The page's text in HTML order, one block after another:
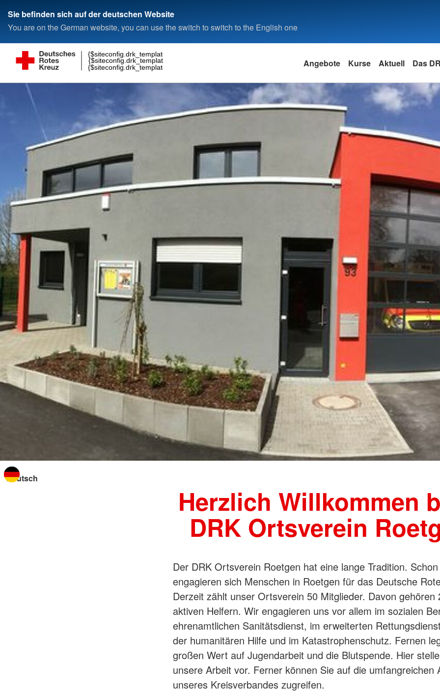
Sie befinden sich auf der deutschen Website
You are on the German website, you can use the switch to switch to the English one
{$siteconfig.drk_template_header_3}
{$siteconfig.drk_template_header_2}
{$siteconfig.drk_template_header_1}
Angebote Kurse Aktuell Das
Sprache wechseln zu
Herzlich Willkommen
DRK Ortsverein
Der DRK Ortsverein Roetgen hat eine lange Tradition.
engagieren sich Menschen in Roetgen für das Deutsche
Derzeit zählt unser Ortsverein 50 Mitglieder. Davon gehören
aktiven Helfern. Wir engagieren uns vor allem im sozialen
ehrenamtlichen Sanitätsdienst, im erweiterten
der humanitären Hilfe und im Katastrophenschutz. Fernen
großen Wert auf Jugendarbeit und die Blutspende. Hier
unsere Arbeit vor. Ferner können Sie auf die umfangreichen
unseres Kreisverbandes zugreifen.